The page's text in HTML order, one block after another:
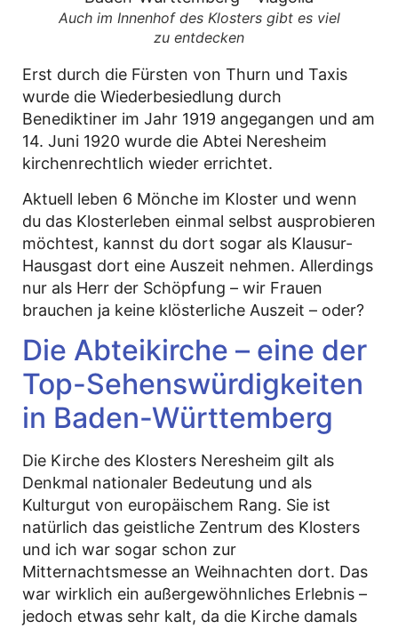
Auch im Innenhof des Klosters gibt es viel
zu entdecken
Erst durch die Fürsten von Thurn und Taxis
wurde die Wiederbesiedlung durch
Benediktiner im Jahr 1919 angegangen und am
14. Juni 1920 wurde die Abtei Neresheim
kirchenrechtlich wieder errichtet.
Aktuell leben 6 Mönche im Kloster und wenn
du das Klosterleben einmal selbst ausprobieren
möchtest, kannst du dort sogar als Klausur-
Hausgast dort eine Auszeit nehmen. Allerdings
nur als Herr der Schöpfung – wir Frauen
brauchen ja keine klösterliche Auszeit – oder?
Die Abteikirche – eine der
Top-Sehenswürdigkeiten
in Baden-Württemberg
Die Kirche des Klosters Neresheim gilt als
Denkmal nationaler Bedeutung und als
Kulturgut von europäischem Rang. Sie ist
natürlich das geistliche Zentrum des Klosters
und ich war sogar schon zur
Mitternachtsmesse an Weihnachten dort. Das
war wirklich ein außergewöhnliches Erlebnis –
jedoch etwas sehr kalt, da die Kirche damals